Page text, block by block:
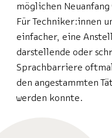
möglichen
Für Techniker:innen
einfacher, eine
darstellende oder
Sprachbarriere
den angestammten
werden konnte.